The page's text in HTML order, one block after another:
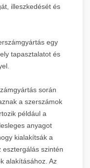
illeszkedését és
egy
tapasztalatot és
során
a szerszámok
például a
anyagot
kialakítsák a
esztergálás szintén
alakításához. Az